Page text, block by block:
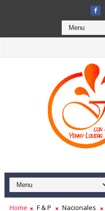
Home F & P Nacionales